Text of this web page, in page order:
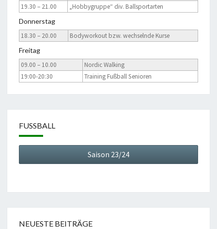
19.30 – 21.00
„Hobbygruppe“ div. Ballsportarten
Donnerstag
18.30 – 20.00
Bodyworkout bzw. wechselnde Kurse
Freitag
09.00 – 10.00
Nordic Walking
19:00-20:30
Training Fußball Senioren
FUSSBALL
Saison 23/24
NEUESTE BEITRÄGE